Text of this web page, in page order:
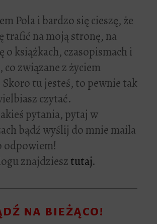
Pola i bardzo się cieszę, że
trafić na moją stronę, na
o książkach, czasopismach i
związane z życiem
tu jesteś, to pewnie tak
czytać.
pytania, pytaj w
bądź wyślij do mnie maila
odpowiem!
znajdziesztutaj.
na bieżąco!